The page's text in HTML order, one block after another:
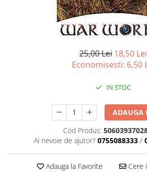
Miniaturi HEROCLIX
Accesorii pentru boardgames
Protectii carti (Sleeves)
Deck Boxes/Cutii pentru carti
Organizatoare
Carti de joc
25,00 Lei 18,50 Lei
Economisesti: 6,50
IN STOC
ADAUGA
Cod Produs:
Ai nevoie de ajutor? 0755088333 /
Adauga la Favorite Cere